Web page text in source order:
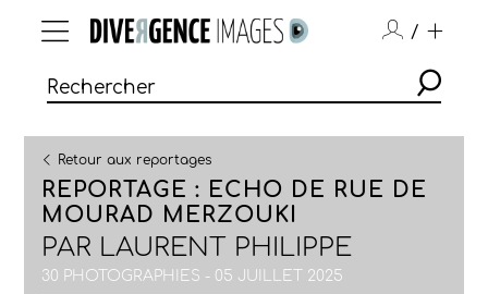
/
Retour aux reportages
REPORTAGE : ECHO DE RUE DE
MOURAD MERZOUKI
PAR LAURENT PHILIPPE
30 PHOTOGRAPHIES - 05 JUILLET 2025